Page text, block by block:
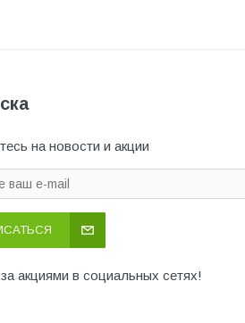
на новости и акции
акциями в социальных сетях!